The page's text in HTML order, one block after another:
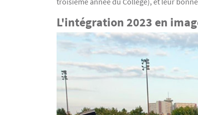
L'intégration 2023 en